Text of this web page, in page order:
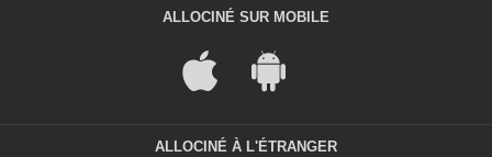
ALLOCINÉ SUR MOBILE
ALLOCINÉ À L'ÉTRANGER